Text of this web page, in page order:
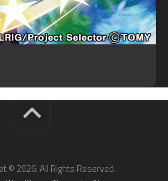
© 2026. All Rights Reserved.